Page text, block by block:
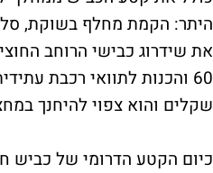
שקלים והוא צפוי להיחנך
כיום הקטע הדרומי של כביש